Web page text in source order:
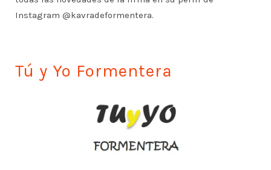
Instagram @kavradeformentera.
Tú y Yo Formentera